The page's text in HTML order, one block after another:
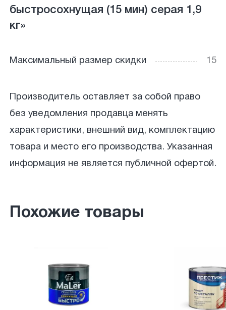
быстросохнущая (15 мин) серая 1,9
кг»
Максимальный размер скидки 15
Производитель оставляет за собой право
без уведомления продавца менять
характеристики, внешний вид, комплектацию
товара и место его производства. Указанная
информация не является публичной офертой.
Похожие товары